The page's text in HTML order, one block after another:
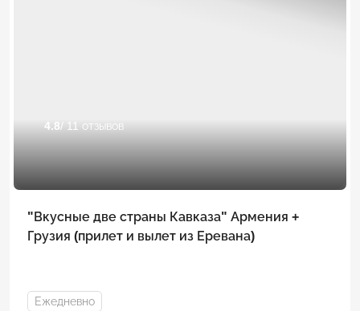
4.8/ 11 отзывов
"Вкусные две страны Кавказа" Армения +
Грузия (прилет и вылет из Еревана)
Ежедневно